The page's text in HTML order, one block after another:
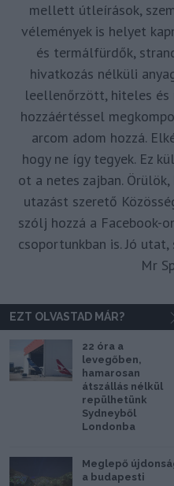
mellett útleírások,
vélemények is helyet
és termálfürdők,
hivatkozás nélküli
leellenőrzött, hiteles
hozzáértéssel
arcom adom hozzá.
hogy ne így tegyek. Ez
ot a netes zajban.
utazást szerető
szólj hozzá a Facebook-
csoportunkban is. Jó utat,
Mr
Impresszum
EZT OLVASTAD MÁR?
22 óra a
levegőben,
hamarosan
átszállás nélkül
repülhetünk
Sydneyből
Londonba
Meglepő
a budapesti